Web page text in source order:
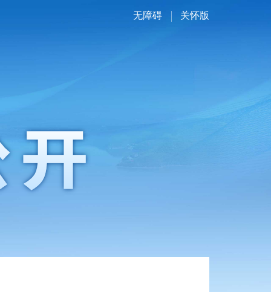
无障碍 关怀版